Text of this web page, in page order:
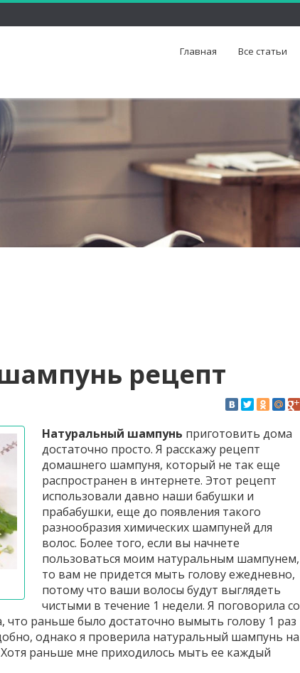
Главная Все статьи
рецепт
Натуральный шампунь приготовить дома
достаточно просто. Я расскажу рецепт
домашнего шампуня, который не так еще
распространен в интернете. Этот рецепт
использовали давно наши бабушки и
прабабушки, еще до появления такого
разнообразия химических шампуней для
волос. Более того, если вы начнете
пользоваться моим натуральным шампунем,
то вам не придется мыть голову ежедневно,
потому что ваши волосы будут выглядеть
чистыми в течение 1 недели. Я поговорила со
что раньше было достаточно вымыть голову 1 раз
однако я проверила натуральный шампунь на
раньше мне приходилось мыть ее каждый